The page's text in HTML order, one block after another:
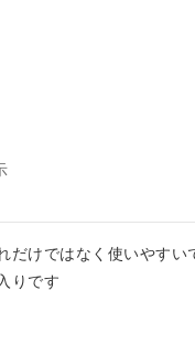
だけではなく使いやすい
りです